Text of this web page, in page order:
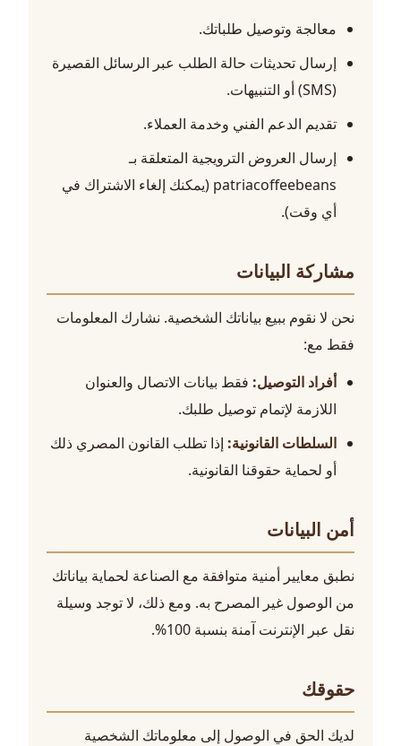
معالجة وتوصيل طلباتك.
إرسال تحديثات حالة الطلب عبر الرسائل القصيرة
(SMS) أو التنبيهات.
تقديم الدعم الفني وخدمة العملاء.
إرسال العروض الترويجية المتعلقة بـ
patriacoffeebeans (يمكنك إلغاء الاشتراك في
أي وقت).
مشاركة البيانات
نحن لا نقوم ببيع بياناتك الشخصية. نشارك المعلومات
فقط مع:
أفراد التوصيل: فقط بيانات الاتصال والعنوان
اللازمة لإتمام توصيل طلبك.
السلطات القانونية: إذا تطلب القانون المصري ذلك
أو لحماية حقوقنا القانونية.
أمن البيانات
نطبق معايير أمنية متوافقة مع الصناعة لحماية بياناتك
من الوصول غير المصرح به. ومع ذلك، لا توجد وسيلة
نقل عبر الإنترنت آمنة بنسبة 100%.
حقوقك
لديك الحق في الوصول إلى معلوماتك الشخصية